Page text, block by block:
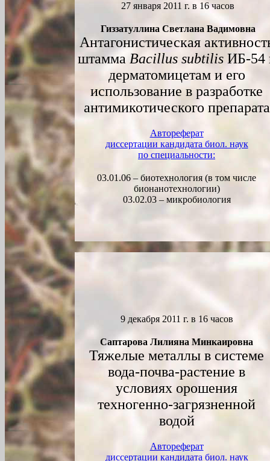
27 января 2011 г. в 16часов
Гиззатуллина Светлана Вадимовна
Антагонистическая
штамма Bacillus subtilis ИБ-54
дерматомицетам и его
использование в разработке
антимикотического препарата
Автореферат
диссертации кандидата биол. наук
по специальности:
03.01.06 – биотехнология (в том числе
бионанотехнологии)
03.02.03 – микробиология
9 декабря 2011 г. в 16 часов
Саптарова Лилияна Минкаировна
Тяжелые металлы в системе
вода-почва-растение в
условиях орошения
техногенно-загрязненной
водой
Автореферат
диссертации кандидата биол. наук